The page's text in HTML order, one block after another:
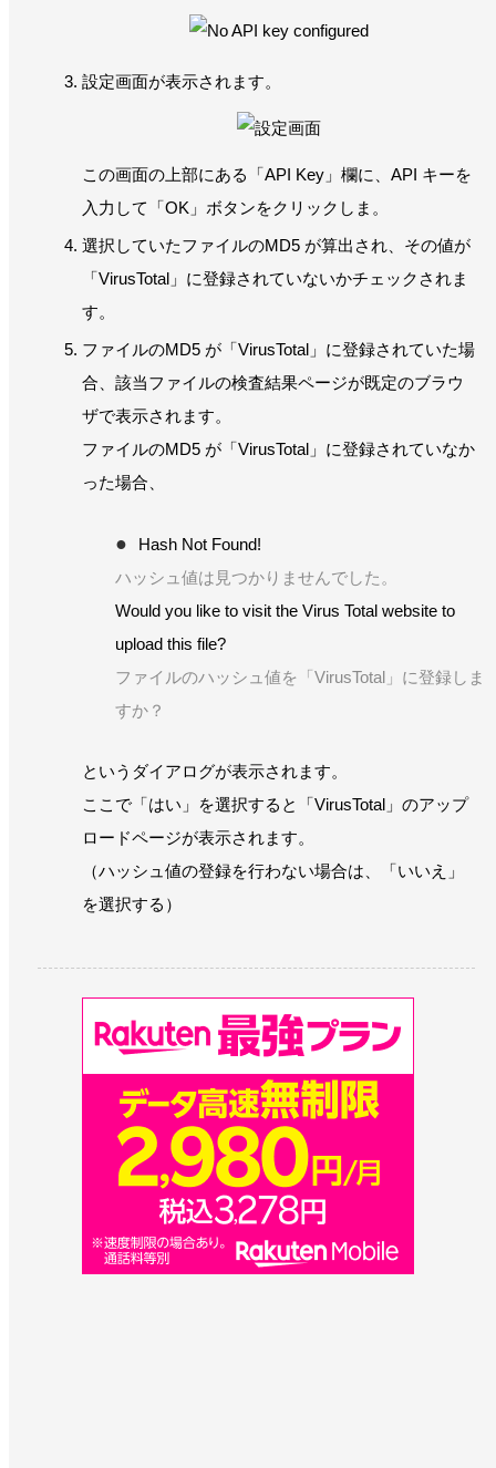
設定画面が表示されます。
この画面の上部にある「API Key」欄に、API キーを
入力して「OK」ボタンをクリックしま。
選択していたファイルのMD5 が算出され、その値が
「VirusTotal」に登録されていないかチェックされま
す。
ファイルのMD5 が「VirusTotal」に登録されていた場
合、該当ファイルの検査結果ページが既定のブラウ
ザで表示されます。
ファイルのMD5 が「VirusTotal」に登録されていなか
った場合、
Hash Not Found!
ハッシュ値は見つかりませんでした。
Would you like to visit the Virus Total website to
upload this file?
ファイルのハッシュ値を「VirusTotal」に登録しま
すか？
というダイアログが表示されます。
ここで「はい」を選択すると「VirusTotal」のアップ
ロードページが表示されます。
（ハッシュ値の登録を行わない場合は、「いいえ」
を選択する）